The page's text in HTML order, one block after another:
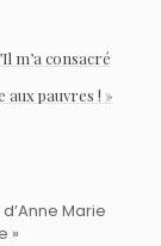
m’a consacré
pauvres ! »
Marie
»